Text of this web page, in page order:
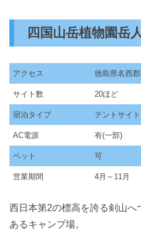
四国山岳植物園岳
アクセス 徳島県名西
サイト数 20ほど
宿泊タイプ テントサイト
AC電源 有(一部)
ペット 可
営業期間 4月～11月
西日本第2の標高を誇る剣山
あるキャンプ場。